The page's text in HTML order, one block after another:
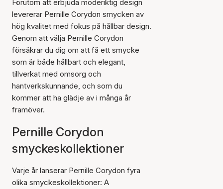
Förutom att erbjuda moderiktig design
levererar Pernille Corydon smycken av
hög kvalitet med fokus på hållbar design.
Genom att välja Pernille Corydon
försäkrar du dig om att få ett smycke
som är både hållbart och elegant,
tillverkat med omsorg och
hantverkskunnande, och som du
kommer att ha glädje av i många år
framöver.
Pernille Corydon
smyckeskollektioner
Varje år lanserar Pernille Corydon fyra
olika smyckeskollektioner: A